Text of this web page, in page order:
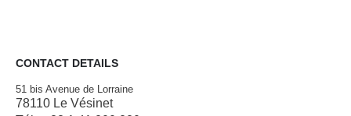
CONTACT DETAILS
51 bis Avenue de Lorraine
78110 Le Vésinet